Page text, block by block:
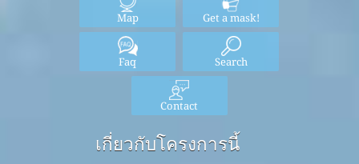
Map Get a mask!
Faq Search
Contact
เกี่ยวกับโครงการนี้